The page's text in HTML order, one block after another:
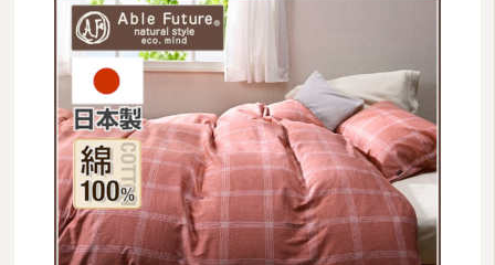
日用品・生活雑貨
防炎・防災寝具
ペット用品
ムートン
ブランド
羽毛ふとんリフォーム・打ち直し